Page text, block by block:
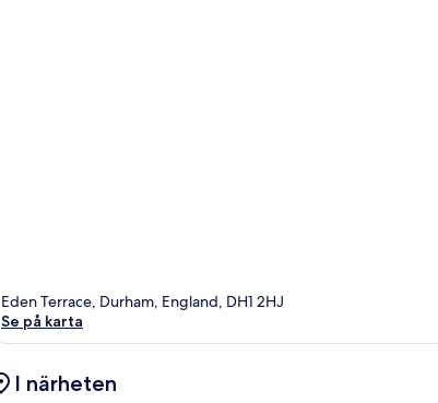
Eden Terrace, Durham, England, DH1 2HJ
Se på karta
I närheten